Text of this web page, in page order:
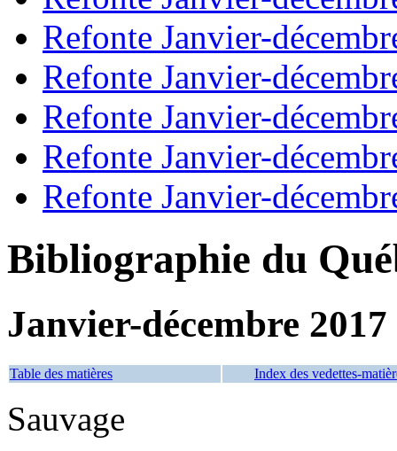
Refonte Janvier-
Refonte Janvier-
Refonte Janvier-
Refonte Janvier-
Refonte Janvier-
Bibliographie du
Janvier-décembre 2017
Table des matières Index des vedettes-
Sauvage